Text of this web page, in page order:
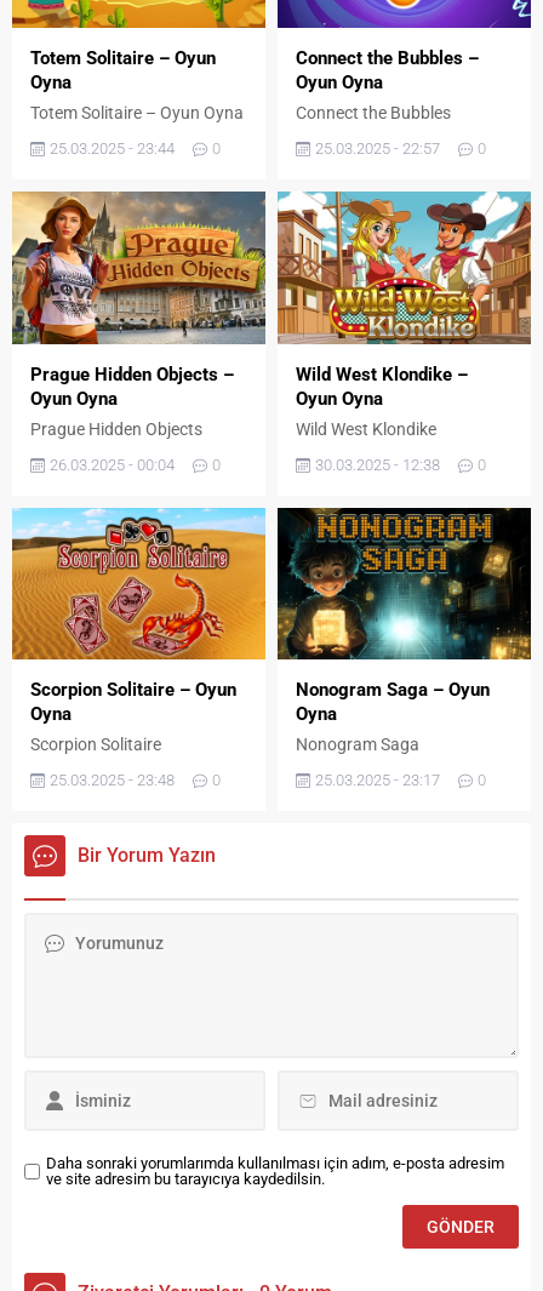
Totem Solitaire – Oyun
Oyna
Totem Solitaire – Oyun Oyna
25.03.2025 - 23:44 0
Connect the Bubbles –
Oyun Oyna
Connect the Bubbles
25.03.2025 - 22:57 0
Prague Hidden Objects –
Oyun Oyna
Prague Hidden Objects
26.03.2025 - 00:04 0
Wild West Klondike –
Oyun Oyna
Wild West Klondike
30.03.2025 - 12:38 0
Scorpion Solitaire – Oyun
Oyna
Scorpion Solitaire
25.03.2025 - 23:48 0
Nonogram Saga – Oyun
Oyna
Nonogram Saga
25.03.2025 - 23:17 0
Bir Yorum Yazın
Daha sonraki yorumlarımda kullanılması için adım, e-posta adresim
ve site adresim bu tarayıcıya kaydedilsin.